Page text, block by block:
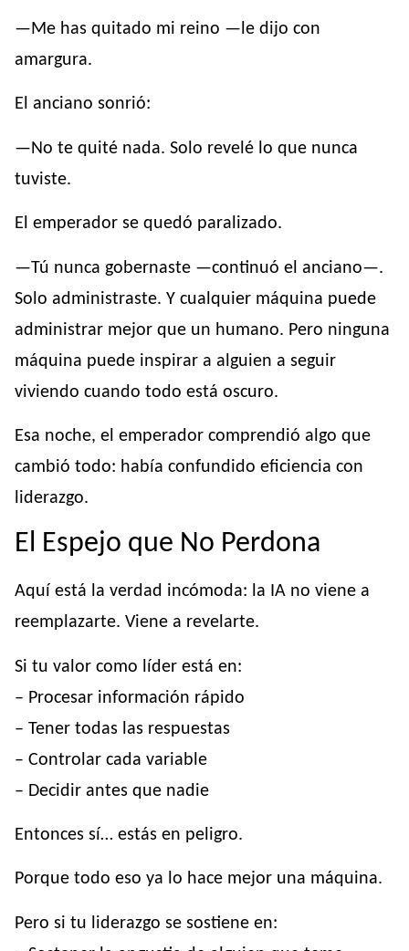
—Me has quitado mi reino —le dijo con
amargura.
El anciano sonrió:
—No te quité nada. Solo revelé lo que nunca
tuviste.
El emperador se quedó paralizado.
—Tú nunca gobernaste —continuó el anciano—.
Solo administraste. Y cualquier máquina puede
administrar mejor que un humano. Pero ninguna
máquina puede inspirar a alguien a seguir
viviendo cuando todo está oscuro.
Esa noche, el emperador comprendió algo que
cambió todo: había confundido eficiencia con
liderazgo.
El Espejo que No Perdona
Aquí está la verdad incómoda: la IA no viene a
reemplazarte. Viene a revelarte.
Si tu valor como líder está en:
– Procesar información rápido
– Tener todas las respuestas
– Controlar cada variable
– Decidir antes que nadie
Entonces sí… estás en peligro.
Porque todo eso ya lo hace mejor una máquina.
Pero si tu liderazgo se sostiene en: